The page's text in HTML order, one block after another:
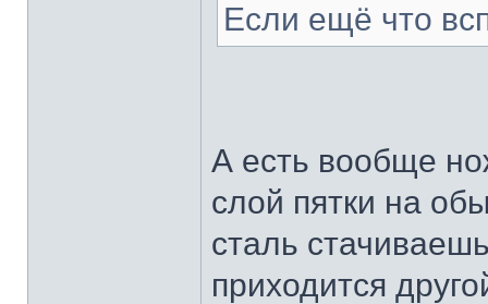
Если ещё что
А есть вообще
слой пятки на
сталь
приходится